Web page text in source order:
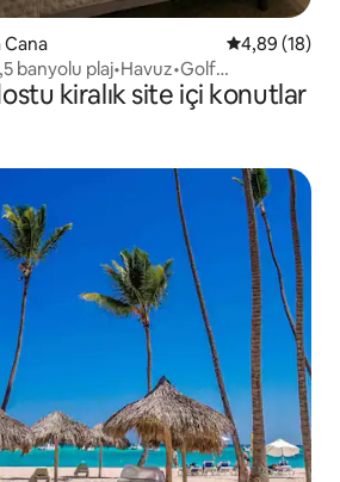
Cana 5 üzerinden
4,89 (18)
banyolu plaj•Havuz•Golf
internet bağlantısı
kiralık site içi konutlar